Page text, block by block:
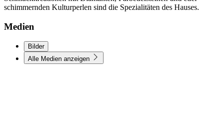
schimmernden Kulturperlen sind die Spezialitäten des Hauses.
Medien
Bilder
Alle Medien anzeigen